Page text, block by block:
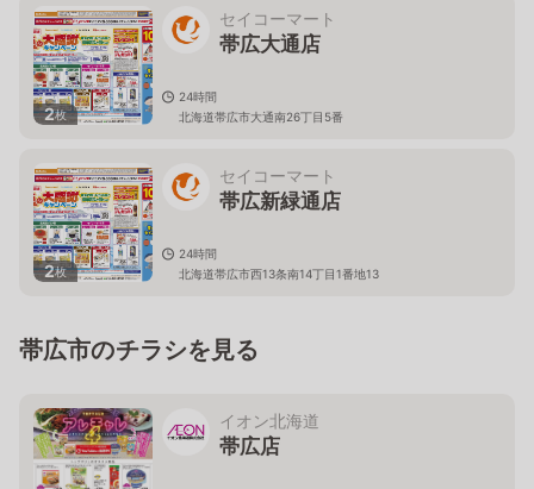
2枚
セイコーマート
帯広大通店
24時間
北海道帯広市大通南26丁目5番
2枚
セイコーマート
帯広新緑通店
24時間
北海道帯広市西13条南14丁目1番地13
帯広市のチラシを見る
イオン北海道
帯広店